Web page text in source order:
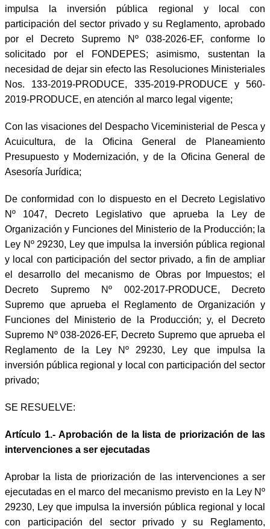
impulsa la inversión pública regional y local con
participación del sector privado y su Reglamento, aprobado
por el Decreto Supremo Nº 038-2026-EF, conforme lo
solicitado por el FONDEPES; asimismo, sustentan la
necesidad de dejar sin efecto las Resoluciones Ministeriales
Nos. 133-2019-PRODUCE, 335-2019-PRODUCE y 560-
2019-PRODUCE, en atención al marco legal vigente;
Con las visaciones del Despacho Viceministerial de Pesca y
Acuicultura, de la Oficina General de Planeamiento
Presupuesto y Modernización, y de la Oficina General de
Asesoría Jurídica;
De conformidad con lo dispuesto en el Decreto Legislativo
Nº 1047, Decreto Legislativo que aprueba la Ley de
Organización y Funciones del Ministerio de la Producción; la
Ley Nº 29230, Ley que impulsa la inversión pública regional
y local con participación del sector privado, a fin de ampliar
el desarrollo del mecanismo de Obras por Impuestos; el
Decreto Supremo Nº 002-2017-PRODUCE, Decreto
Supremo que aprueba el Reglamento de Organización y
Funciones del Ministerio de la Producción; y, el Decreto
Supremo Nº 038-2026-EF, Decreto Supremo que aprueba el
Reglamento de la Ley Nº 29230, Ley que impulsa la
inversión pública regional y local con participación del sector
privado;
SE RESUELVE:
Artículo 1.- Aprobación de la lista de priorización de las
intervenciones a ser ejecutadas
Aprobar la lista de priorización de las intervenciones a ser
ejecutadas en el marco del mecanismo previsto en la Ley Nº
29230, Ley que impulsa la inversión pública regional y local
con participación del sector privado y su Reglamento,